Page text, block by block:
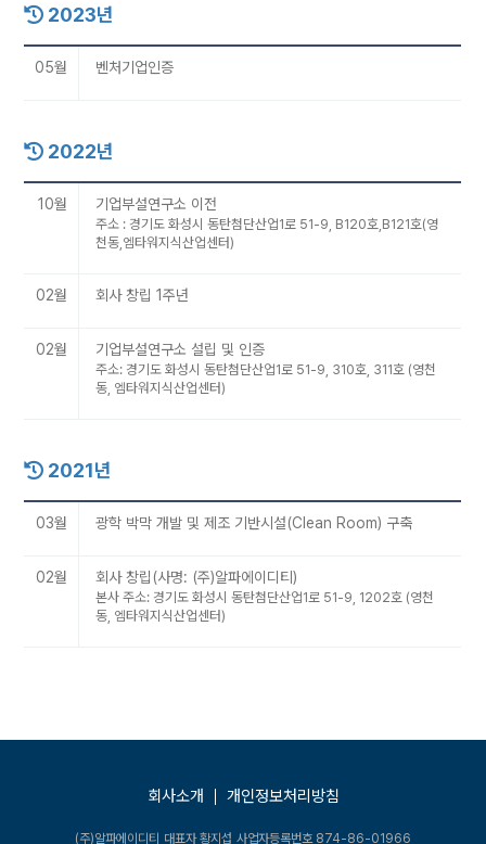
2023년
05월 벤처기업인증
2022년
10월 기업부설연구소 이전
주소 : 경기도 화성시 동탄첨단산업1로 51-9, B120호,B121호(영
천동,엠타워지식산업센터)
02월 회사 창립 1주년
02월 기업부설연구소 설립 및 인증
주소: 경기도 화성시 동탄첨단산업1로 51-9, 310호, 311호 (영천
동, 엠타워지식산업센터)
2021년
03월 광학 박막 개발 및 제조 기반시설(Clean Room) 구축
02월 회사 창립(사명: (주)알파에이디티)
본사 주소: 경기도 화성시 동탄첨단산업1로 51-9, 1202호 (영천
동, 엠타워지식산업센터)
회사소개 개인정보처리방침
(주)알파에이디티 대표자 황지섭 사업자등록번호 874-86-01966